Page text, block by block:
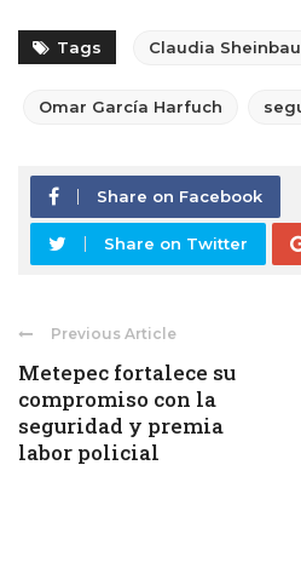
Tags Claudia
Omar García Harfuch
Share on Facebook
Share on Twitter
Previous Article
Metepec fortalece su
compromiso con la
seguridad y premia
labor policial